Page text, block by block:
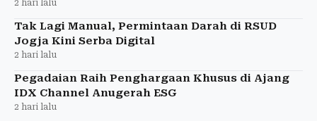
2 hari lalu
Tak Lagi Manual, Permintaan Darah di RSUD
Jogja Kini Serba Digital
2 hari lalu
Pegadaian Raih Penghargaan Khusus di Ajang
IDX Channel Anugerah ESG
2 hari lalu